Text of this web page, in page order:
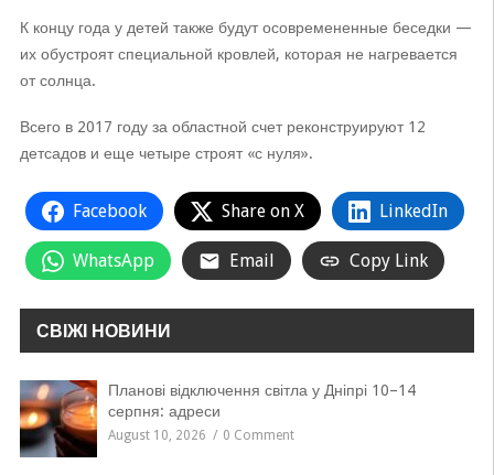
К концу года у детей также будут осовремененные беседки —
их обустроят специальной кровлей, которая не нагревается
от солнца.
Всего в 2017 году за областной счет реконструируют 12
детсадов и еще четыре строят «с нуля».
Facebook Share on X LinkedIn
WhatsApp Email Copy Link
СВІЖІ НОВИНИ
Планові відключення світла у Дніпрі 10–14
серпня: адреси
August 10, 2026 0 Comment